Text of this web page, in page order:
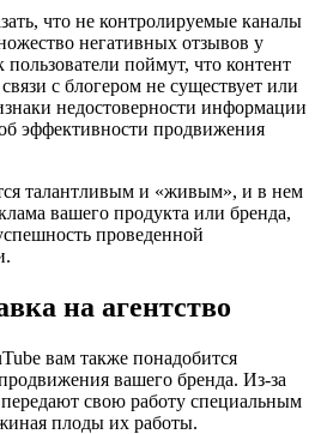
что не контролируемые каналы
негативных отзывов у
пользователи поймут, что контент
с блогером не существует или
недостоверности информации
эффективности продвижения
талантливым и «живым», и в нем
вашего продукта или бренда,
проведенной
на агентство
вам также понадобится
вашего бренда. Из-за
передают свою работу специальным
плоды их работы.